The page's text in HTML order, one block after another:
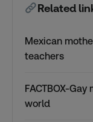
Related
Mexican
teachers
FACTBOX-
world